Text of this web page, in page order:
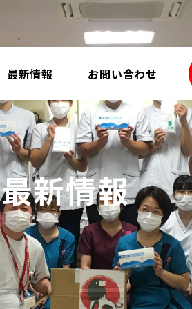
最新情報 お問い合わせ
最新情報